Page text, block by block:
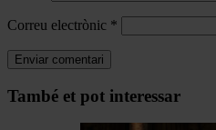
Correu electrònic *
Navegar
També et pot interessar